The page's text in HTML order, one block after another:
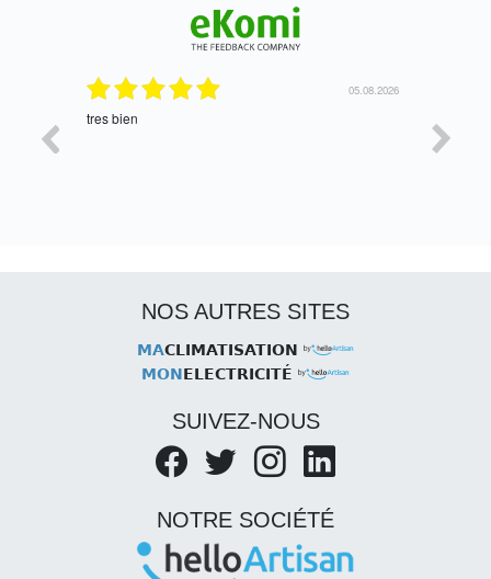
05.08.2026
tres bien
NOS AUTRES SITES
MACLIMATISATION
MONELECTRICITÉ
SUIVEZ-NOUS
NOTRE SOCIÉTÉ